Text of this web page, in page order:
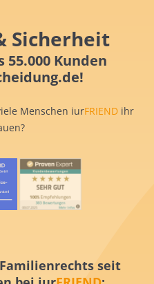
Sicherheit
Kunden
Menschen iurFRIEND ihr
seit